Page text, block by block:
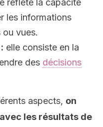
reflète la capacité
les informations
ou vues.
elle consiste en la
des décisions
aspects, on
les résultats de